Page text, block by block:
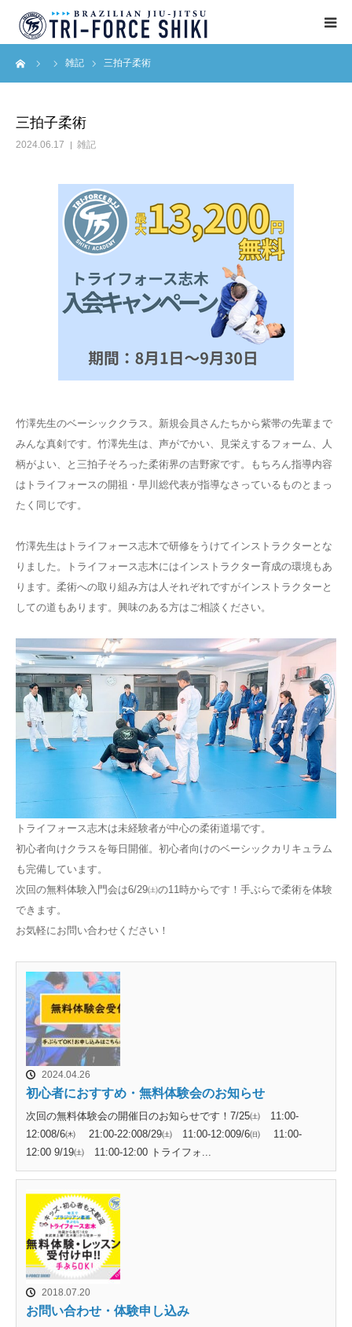
雑記 三拍子柔術
三拍子柔術
2024.06.17 雑記
竹澤先生のベーシッククラス。新規会員さんたちから紫帯の先輩まで
みんな真剣です。竹澤先生は、声がでかい、見栄えするフォーム、人
柄がよい、と三拍子そろった柔術界の吉野家です。もちろん指導内容
はトライフォースの開祖・早川総代表が指導なさっているものとまっ
たく同じです。
竹澤先生はトライフォース志木で研修をうけてインストラクターとな
りました。トライフォース志木にはインストラクター育成の環境もあ
ります。柔術への取り組み方は人それぞれですがインストラクターと
しての道もあります。興味のある方はご相談ください。
トライフォース志木は未経験者が中心の柔術道場です。
初心者向けクラスを毎日開催。初心者向けのベーシックカリキュラム
も完備しています。
次回の無料体験入門会は6/29㈯の11時からです！手ぶらで柔術を体験
できます。
お気軽にお問い合わせください！
2024.04.26
初心者におすすめ・無料体験会のお知らせ
次回の無料体験会の開催日のお知らせです！7/25㈯ 11:00-
12:008/6㈭ 21:00-22:008/29㈯ 11:00-12:009/6㈰ 11:00-
12:00 9/19㈯ 11:00-12:00 トライフォ...
2018.07.20
お問い合わせ・体験申し込み
ABOUT
BLOG
アクセス
English